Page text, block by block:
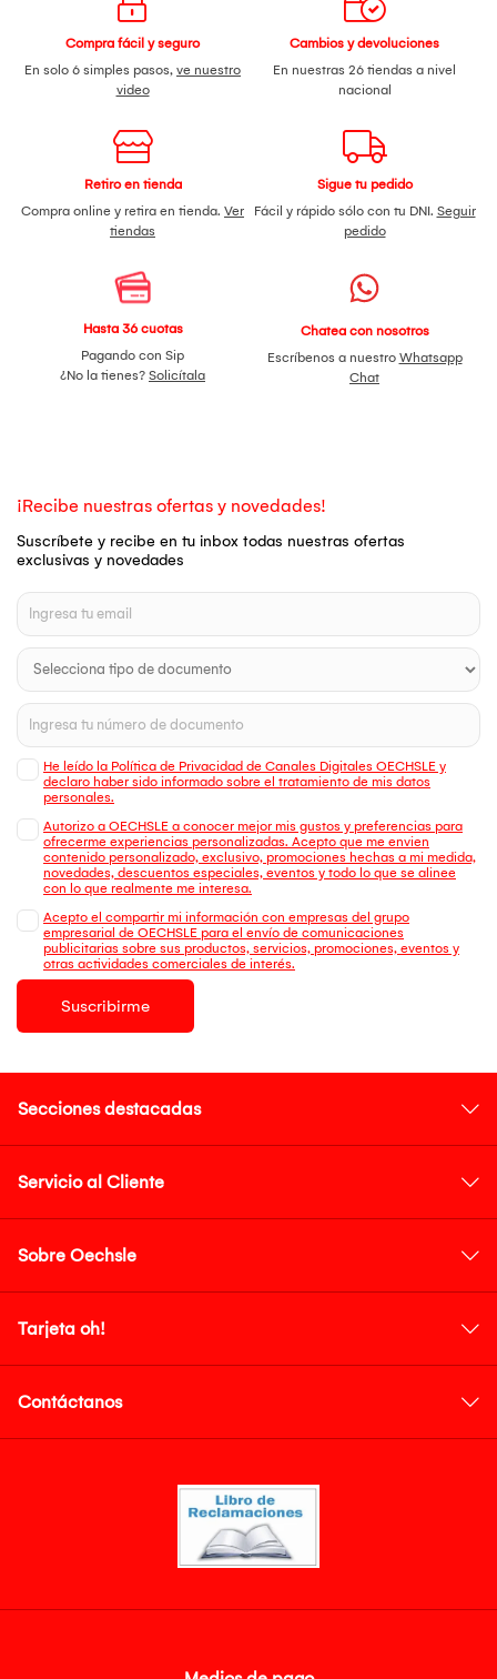
Compra fácil y seguro
En solo 6 simples pasos, ve nuestro
video
Cambios y devoluciones
En nuestras 26 tiendas a nivel
nacional
Retiro en tienda
Compra online y retira en tienda. Ver
tiendas
Sigue tu pedido
Fácil y rápido sólo con tu DNI. Seguir
pedido
Hasta 36 cuotas
Pagando con Sip
¿No la tienes? Solicítala
Chatea con nosotros
Escríbenos a nuestro Whatsapp
Chat
¡Recibe nuestras ofertas y novedades!
Suscríbete y recibe en tu inbox todas nuestras ofertas
exclusivas y novedades
He leído la Política de Privacidad de Canales Digitales OECHSLE y
declaro haber sido informado sobre el tratamiento de mis datos
personales.
Autorizo a OECHSLE a conocer mejor mis gustos y preferencias para
ofrecerme experiencias personalizadas. Acepto que me envien
contenido personalizado, exclusivo, promociones hechas a mi medida,
novedades, descuentos especiales, eventos y todo lo que se alinee
con lo que realmente me interesa.
Acepto el compartir mi información con empresas del grupo
empresarial de OECHSLE para el envío de comunicaciones
publicitarias sobre sus productos, servicios, promociones, eventos y
otras actividades comerciales de interés.
Suscribirme
Secciones destacadas
Servicio al Cliente
Sobre Oechsle
Tarjeta oh!
Contáctanos